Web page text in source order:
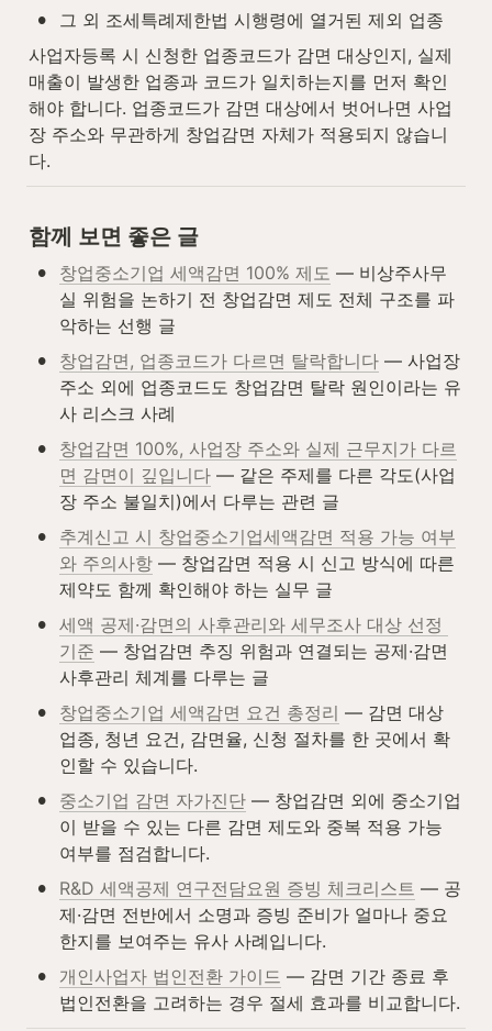
•
그 외 조세특례제한법 시행령에 열거된 제외 업종
사업자등록 시 신청한 업종코드가 감면 대상인지, 실제
매출이 발생한 업종과 코드가 일치하는지를 먼저 확인
해야 합니다. 업종코드가 감면 대상에서 벗어나면 사업
장 주소와 무관하게 창업감면 자체가 적용되지 않습니
다.
함께 보면 좋은 글
• 창업중소기업 세액감면 100% 제도 — 비상주사무
실 위험을 논하기 전 창업감면 제도 전체 구조를 파
악하는 선행 글
• 창업감면, 업종코드가 다르면 탈락합니다 — 사업장
주소 외에 업종코드도 창업감면 탈락 원인이라는 유
사 리스크 사례
•
창업감면 100%, 사업장 주소와 실제 근무지가 다르
면 감면이 깊입니다 — 같은 주제를 다른 각도(사업
장 주소 불일치)에서 다루는 관련 글
•
추계신고 시 창업중소기업세액감면 적용 가능 여부
와 주의사항 — 창업감면 적용 시 신고 방식에 따른
제약도 함께 확인해야 하는 실무 글
• 세액 공제·감면의 사후관리와 세무조사 대상 선정
기준 — 창업감면 추징 위험과 연결되는 공제·감면
사후관리 체계를 다루는 글
• 창업중소기업 세액감면 요건 총정리 — 감면 대상
업종, 청년 요건, 감면율, 신청 절차를 한 곳에서 확
인할 수 있습니다.
• 중소기업 감면 자가진단 — 창업감면 외에 중소기업
이 받을 수 있는 다른 감면 제도와 중복 적용 가능
여부를 점검합니다.
• R&D 세액공제 연구전담요원 증빙 체크리스트 — 공
제·감면 전반에서 소명과 증빙 준비가 얼마나 중요
한지를 보여주는 유사 사례입니다.
• 개인사업자 법인전환 가이드 — 감면 기간 종료 후
법인전환을 고려하는 경우 절세 효과를 비교합니다.